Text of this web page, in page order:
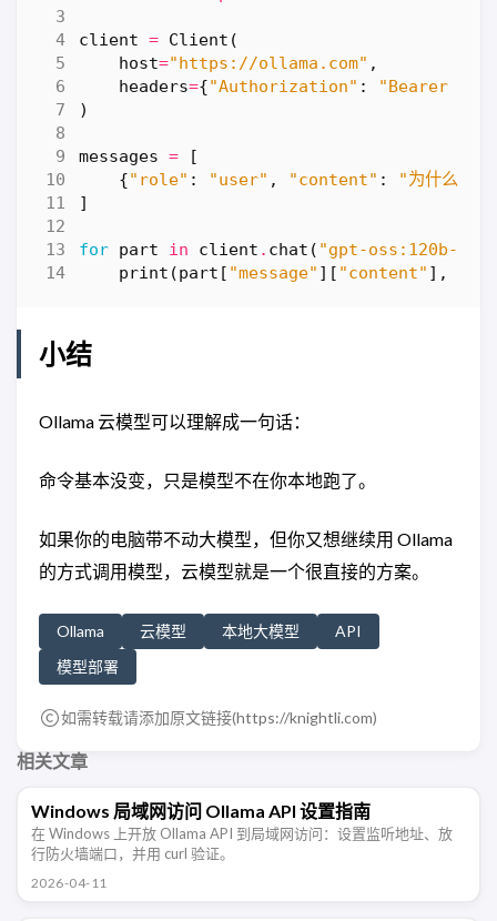
client = Client (
host="https://ollama.com" ,
headers={"Authorization" : "Bearer "
)
messages =
[
{"role" : "user" , "content" :
"为什么天
]
for part in client . chat ( "gpt-oss:120b-
print (part [ "message" ][ "content" ],
小结
Ollama 云模型可以理解成一句话：
命令基本没变，只是模型不在你本地跑了。
如果你的电脑带不动大模型，但你又想继续用 Ollama
的方式调用模型，云模型就是一个很直接的方案。
Ollama 云模型 本地大模型
API
模型部署
如需转载请添加原文链接(https://knightli.com)
相关文章
Windows 局域网访问 Ollama API 设置指南
在 Windows 上开放 Ollama API 到局域网访问：设置监听地址、放
行防火墙端口，并用 curl 验证。
2026-04-11